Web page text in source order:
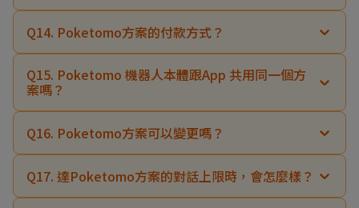
Q14. Poketomo方案的付款方式？
Q15. Poketomo 機器人本體跟App 共用同一個方
案嗎？
Q16. Poketomo方案可以變更嗎？
Q17. 達Poketomo方案的對話上限時，會怎麼樣？